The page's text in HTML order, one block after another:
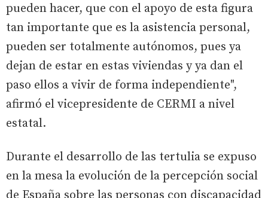
pueden hacer, que con el apoyo de esta figura
tan importante que es la asistencia personal,
pueden ser totalmente autónomos, pues ya
dejan de estar en estas viviendas y ya dan el
paso ellos a vivir de forma independiente",
afirmó el vicepresidente de CERMI a nivel
estatal.
Durante el desarrollo de las tertulia se expuso
en la mesa la evolución de la percepción social